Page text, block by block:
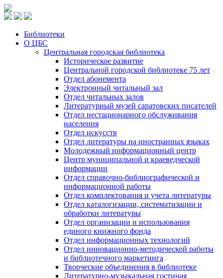
Библиотеки
О ЦБС
Центральная городская библиотека
Историческое развитие
Центральной городской библиотеке 75 лет
Отдел абонемента
Электронный читальный зал
Отдел читальных залов
Литературный музей саратовских писателей
Отдел нестационарного обслуживания
населения
Отдел искусств
Отдел литературы на иностранных языках
Молодежный информационный центр
Центр муниципальной и краеведческой
информации
Отдел справочно-библиографической и
информационной работы
Отдел комплектования и учета литературы
Отдел каталогизации, систематизации и
обработки литературы
Отдел организации и использования
единого книжного фонда
Отдел информационных технологий
Отдел инновационно-методической работы
и библиотечного маркетинга
Творческие объединения в библиотеке
Литературно-музыкальная гостиная